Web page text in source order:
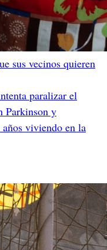
sus vecinos quieren
paralizar el
Parkinson y
viviendo en la